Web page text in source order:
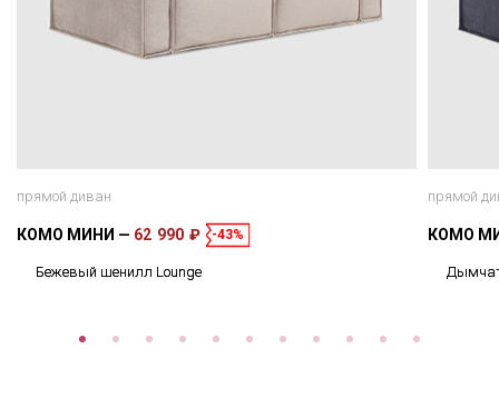
прямой диван
КОМО МИНИ 62 990 ₽ -43%
Бежевый шенилл Lounge
прямой
КОМО